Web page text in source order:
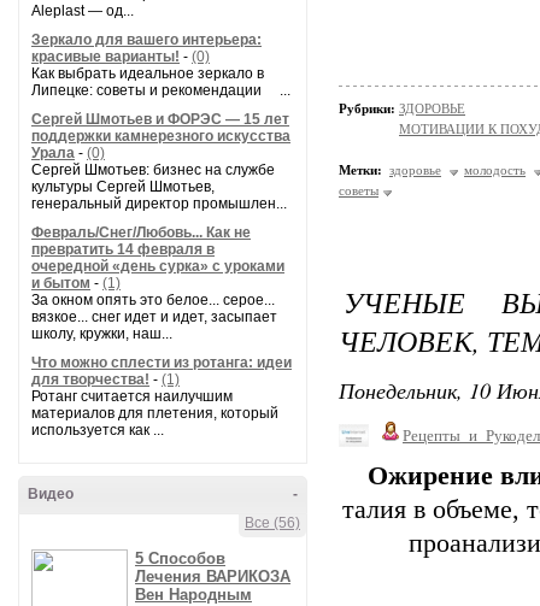
Aleplast — од...
Зеркало для вашего интерьера:
красивые варианты! - (0)
Как выбрать идеальное зеркало в
Липецке: советы и рекомендации ...
Сергей Шмотьев и ФОРЭС — 15 лет
поддержки камнерезного искусства
Урала - (0)
Сергей Шмотьев: бизнес на службе
культуры Сергей Шмотьев,
генеральный директор промышлен...
Февраль/Снег/Любовь... Как не
превратить 14 февраля в
очередной «день сурка» с уроками
и бытом - (1)
За окном опять это белое... серое...
вязкое... снег идет и идет, засыпает
школу, кружки, наш...
Что можно сплести из ротанга: идеи
для творчества! - (1)
Ротанг считается наилучшим
материалов для плетения, который
используется как ...
-
Видео
Все (56)
5 Способов
Лечения ВАРИКОЗА
Вен Народным
Рубрики: ЗДОРОВЬЕ
МОТИВАЦИИ К
Метки: здоровье
молодость
советы
УЧЕНЫЕ
ЧЕЛОВЕК,
Понедельник, 10
Ожирение
талия в объеме,